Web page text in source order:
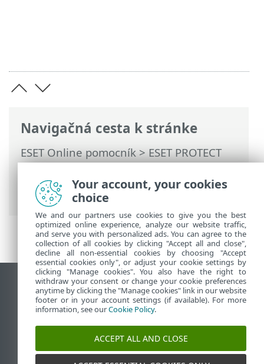
Navigačná cesta k stránke
ESET Online pomocník>ESET PROTECT
On-Prem>Začíname>ESET PROTECT
Web Console> Politiky pre systém
reputácie a spätnej väzby ESET LiveGrid®
Zobraziť stránku ako na počítači
End of Life
Databáza znalostí ESET
ESET Fórum
ESET Status Portal
Your account, your cookies
choice
We and our partners use cookies to give you the best
optimized online experience, analyze our website traffic,
and serve you with personalized ads. You can agree to the
collection of all cookies by clicking "Accept all and close",
decline all non-essential cookies by choosing "Accept
essential cookies only", or adjust your cookie settings by
clicking "Manage cookies". You also have the right to
withdraw your consent or change your cookie preferences
anytime by clicking the "Manage cookies" link in our website
footer or in your account settings (if available). For more
information, see ourCookie Policy.
ACCEPT ALL AND CLOSE